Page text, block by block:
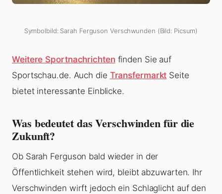
Symbolbild: Sarah Ferguson Verschwunden (Bild: Picsum)
Weitere Sportnachrichten finden Sie auf
Sportschau.de. Auch die Transfermarkt Seite
bietet interessante Einblicke.
Was bedeutet das Verschwinden für die
Zukunft?
Ob Sarah Ferguson bald wieder in der
Öffentlichkeit stehen wird, bleibt abzuwarten. Ihr
Verschwinden wirft jedoch ein Schlaglicht auf den